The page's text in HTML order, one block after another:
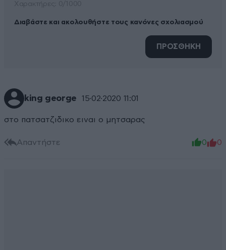
Διαβάστε και ακολουθήστε τους κανόνες σχολιασμού
ΠΡΟΣΘΗΚΗ
king george 15·02·2020 11:01
στο πατσατζιδικο ειναι ο μητσαρας
Απαντήστε 0 0